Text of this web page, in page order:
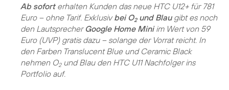
Ab soforterhalten Kunden das neue HTC U12+ für 781
Euro – ohne Tarif. Exklusivbei O2und Blaugibt es noch
den Lautsprecher Google Home Miniim Wert von 59
Euro (UVP) gratis dazu – solange der Vorrat reicht. In
den Farben Translucent Blue und Ceramic Black
nehmen O2und Blau den HTC U11 Nachfolger ins
Portfolio auf.